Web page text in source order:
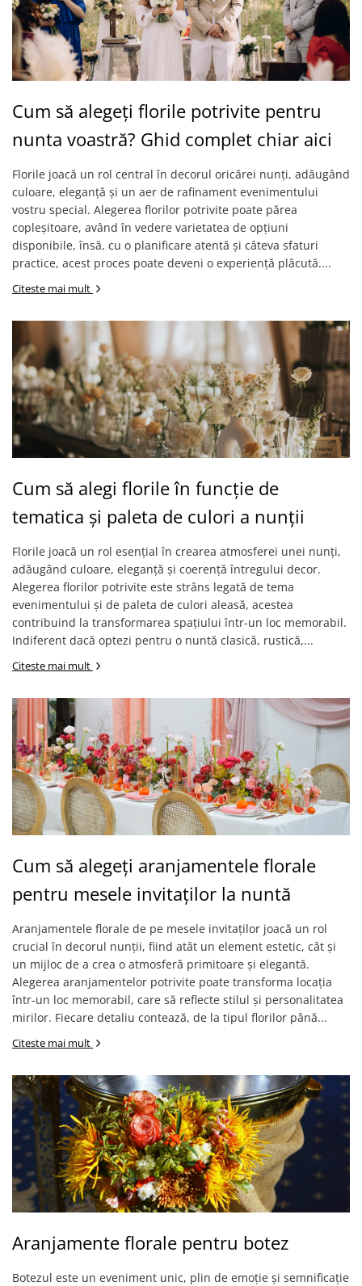
Cum să alegeți florile potrivite pentru
nunta voastră? Ghid complet chiar aici
Florile joacă un rol central în decorul oricărei nunți, adăugând
culoare, eleganță și un aer de rafinament evenimentului
vostru special. Alegerea florilor potrivite poate părea
copleșitoare, având în vedere varietatea de opțiuni
disponibile, însă, cu o planificare atentă și câteva sfaturi
practice, acest proces poate deveni o experiență plăcută....
Citeste mai mult
Cum să alegi florile în funcție de
tematica și paleta de culori a nunții
Florile joacă un rol esențial în crearea atmosferei unei nunți,
adăugând culoare, eleganță și coerență întregului decor.
Alegerea florilor potrivite este strâns legată de tema
evenimentului și de paleta de culori aleasă, acestea
contribuind la transformarea spațiului într-un loc memorabil.
Indiferent dacă optezi pentru o nuntă clasică, rustică,...
Citeste mai mult
Cum să alegeți aranjamentele florale
pentru mesele invitaților la nuntă
Aranjamentele florale de pe mesele invitaților joacă un rol
crucial în decorul nunții, fiind atât un element estetic, cât și
un mijloc de a crea o atmosferă primitoare și elegantă.
Alegerea aranjamentelor potrivite poate transforma locația
într-un loc memorabil, care să reflecte stilul și personalitatea
mirilor. Fiecare detaliu contează, de la tipul florilor până...
Citeste mai mult
Aranjamente florale pentru botez
Botezul este un eveniment unic, plin de emoție și semnificație